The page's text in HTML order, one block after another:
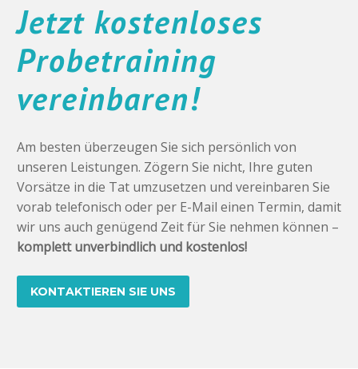
Jetzt kostenloses
Probetraining
vereinbaren!
Am besten überzeugen Sie sich persönlich von
unseren Leistungen. Zögern Sie nicht, Ihre guten
Vorsätze in die Tat umzusetzen und vereinbaren Sie
vorab telefonisch oder per E-Mail einen Termin, damit
wir uns auch genügend Zeit für Sie nehmen können –
komplett unverbindlich und kostenlos!
KONTAKTIEREN SIE UNS